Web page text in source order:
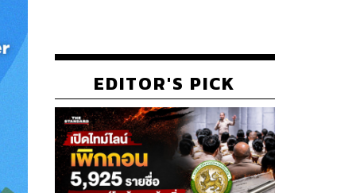
EDITOR'S PICK